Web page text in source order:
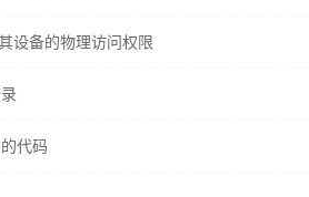
设备的物理访问权限
代码